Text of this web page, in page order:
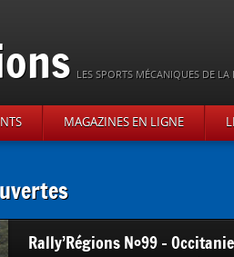
LES SPORTS MÉCANIQUES DE
MAGAZINES EN LIGNE
Rally’Régions N°99 –